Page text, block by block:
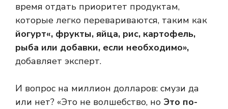
время отдать приоритет продуктам,
которые легко перевариваются, таким как
йогурт«, фрукты, яйца, рис, картофель,
рыба или добавки, если необходимо»,
добавляет эксперт.
И вопрос на миллион долларов: смузи да
или нет? «Это не волшебство, но Это по-